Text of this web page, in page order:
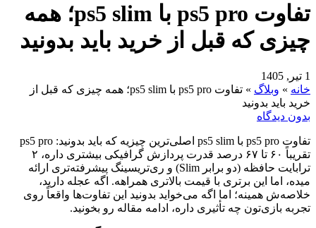
تفاوت ps5 pro با ps5 slim؛ همه
که قبل از خرید باید بدونید
»وبلاگ»
تفاوت ps5 pro با ps5 slim؛ همه چیزی که قبل از
باید بدونید
دیدگاه
تفاوت ps5 pro با ps5 slim اصلی‌ترین چیزیه که باید بدونید: ps5 pro
تقریباً ۶۰ تا ۶۷ درصد قدرت پردازش گرافیکی بیشتری داره، ۲
ترابایت حافظه (دو برابر Slim) و ری‌تریسینگ پیشرفته‌تری ارائه
اما این برتری با قیمت بالاتری همراهه. اگه عجله دارید،
همینه؛ اما اگه می‌خواید بدونید این تفاوت‌ها واقعاً روی
بازی‌تون چه تأثیری داره، ادامه مقاله رو بخونید.